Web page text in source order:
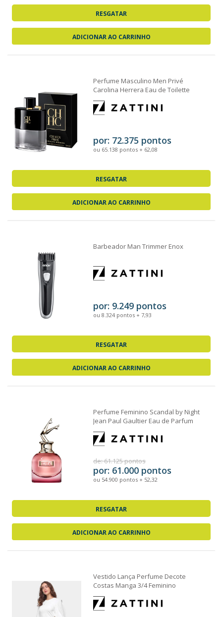
RESGATAR
ADICIONAR AO CARRINHO
Perfume Masculino Men Privé
Carolina Herrera Eau de Toilette
100ml
por: 72.375 pontos
ou 65.138 pontos + 62,08
RESGATAR
ADICIONAR AO CARRINHO
Barbeador Man Trimmer Enox
por: 9.249 pontos
ou 8.324 pontos + 7,93
RESGATAR
ADICIONAR AO CARRINHO
Perfume Feminino Scandal by Night
Jean Paul Gaultier Eau de Parfum
50ml
de: 61.125 pontos
por: 61.000 pontos
ou 54.900 pontos + 52,32
RESGATAR
ADICIONAR AO CARRINHO
Vestido Lança Perfume Decote
Costas Manga 3/4 Feminino